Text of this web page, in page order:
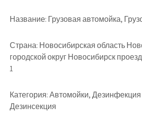
Название: Грузовая автомойка,
Страна: Новосибирская область
городской округ Новосибирск
1
Категория:Автомойки,
Дезинсекция